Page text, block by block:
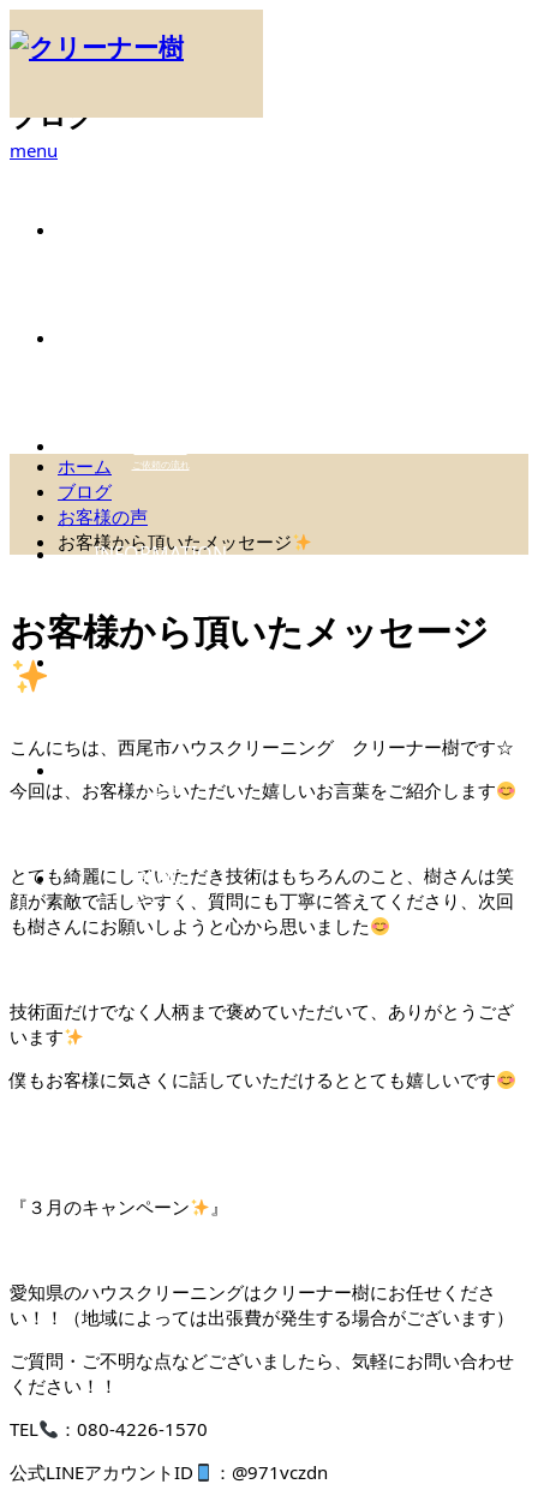
menu
ご依頼の流れ
INFORMATION
お知らせ
BLOG
スタッフブログ
ブログ
ホーム
ブログ
お客様の声
お客様から頂いたメッセージ
お客様から頂いたメッセージ
こんにちは、西尾市ハウスクリーニング クリーナー樹です☆
今回は、お客様からいただいた嬉しいお言葉をご紹介します
とても綺麗にしていただき技術はもちろんのこと、樹さんは笑
顔が素敵で話しやすく、質問にも丁寧に答えてくださり、次回
も樹さんにお願いしようと心から思いました
技術面だけでなく人柄まで褒めていただいて、ありがとうござ
います
僕もお客様に気さくに話していただけるととても嬉しいです
『３月のキャンペーン 』
愛知県のハウスクリーニングはクリーナー樹にお任せくださ
い！！（地域によっては出張費が発生する場合がございます）
ご質問・ご不明な点などございましたら、気軽にお問い合わせ
ください！！
TEL
：080-4226‐1570
公式LINEアカウントID
： @971vczdn